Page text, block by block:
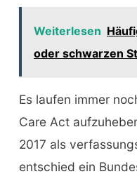
Weiterlesen
oder schwarzen
Es laufen immer
Care Act
2017 als
entschied ein